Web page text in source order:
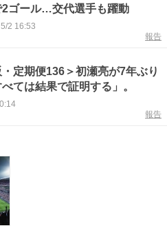
ゴール…交代選手も躍動
5/2 16:53
報告
・定期便136＞初瀬亮が7年ぶり
ては結果で証明する」。
報告